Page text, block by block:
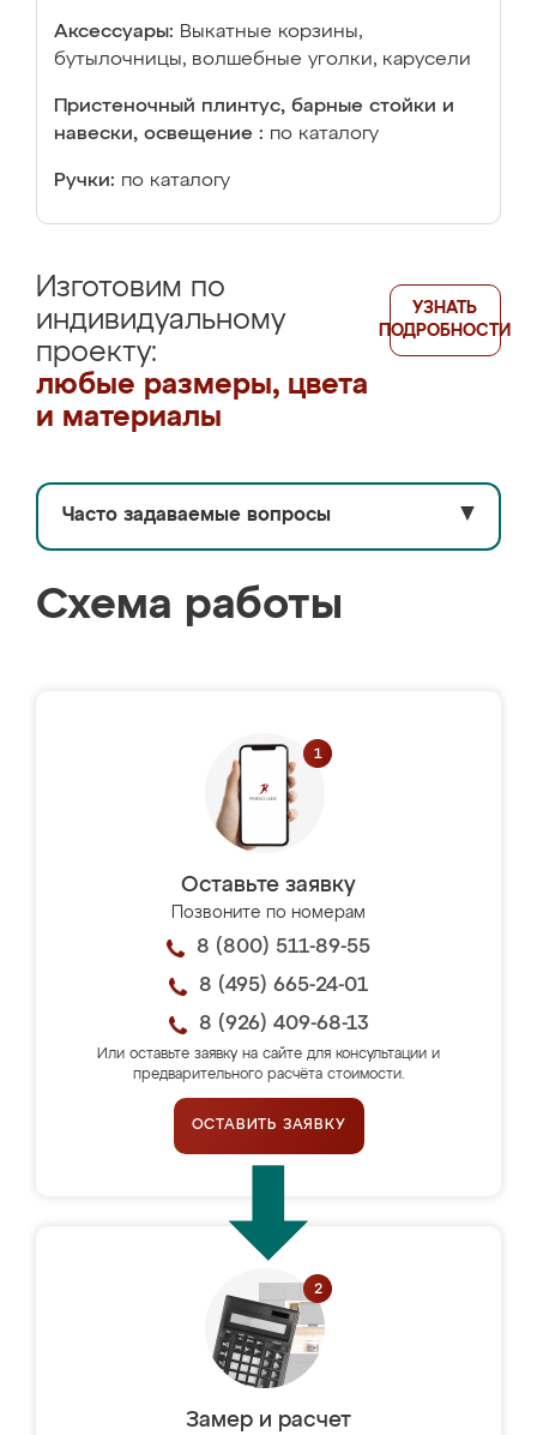
Аксессуары: Выкатные корзины,
бутылочницы, волшебные уголки, карусели
Пристеночный плинтус, барные стойки и
навески, освещение : по каталогу
Ручки: по каталогу
Изготовим по
индивидуальному
проекту:
любые размеры, цвета
и материалы
УЗНАТЬ
ПОДРОБНОСТИ
Часто задаваемые вопросы ▼
Схема работы
Оставьте заявку
Позвоните по номерам
8 (800) 511-89-55
8 (495) 665-24-01
8 (926) 409-68-13
Или оставьте заявку на сайте для консультации и
предварительного расчёта стоимости.
ОСТАВИТЬ ЗАЯВКУ
Замер и расчет